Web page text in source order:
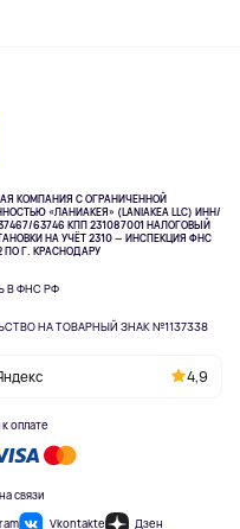
КОМПАНИЯ С ОГРАНИЧЕННОЙ
«ЛАНИАКЕЯ» (LANIAKEA LLC) ИНН/
63746 КПП 231087001НАЛОГОВЫЙ
НА УЧЁТ 2310 — ИНСПЕКЦИЯ ФНС
ПО Г. КРАСНОДАРУ
В ФНС РФ
НА ТОВАРНЫЙ ЗНАК №1137338
4,9
оплате
связи
Vkontakte Дзен